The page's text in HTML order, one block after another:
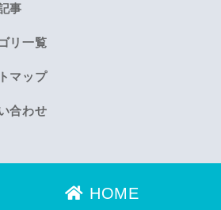
事
リ一覧
マップ
合わせ
HOME